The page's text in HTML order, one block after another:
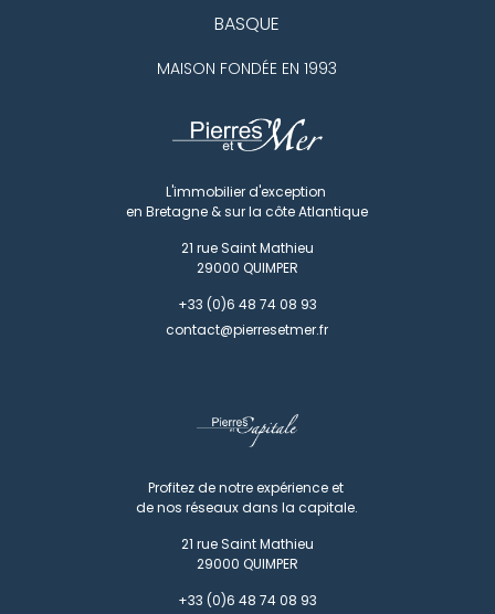
BASQUE
MAISON FONDÉE EN 1993
L'immobilier d'exception
en Bretagne & sur la côte Atlantique
21 rue Saint Mathieu
29000 QUIMPER
+33 (0)6 48 74 08 93
contact@pierresetmer.fr
Profitez de notre expérience et
de nos réseaux dans la capitale.
21 rue Saint Mathieu
29000 QUIMPER
+33 (0)6 48 74 08 93